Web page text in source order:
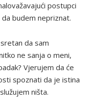
postupci
budem nepriznat.
da sam
ne sanja o meni,
Vjerujem da će
spoznati da je istina
ništa.